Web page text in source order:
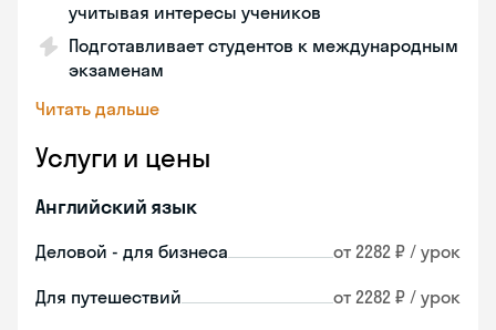
учитывая интересы учеников
Подготавливает студентов к международным
экзаменам
Читать дальше
Услуги и цены
Английский язык
Деловой - для бизнеса от 2282 ₽ / урок
Для путешествий от 2282 ₽ / урок